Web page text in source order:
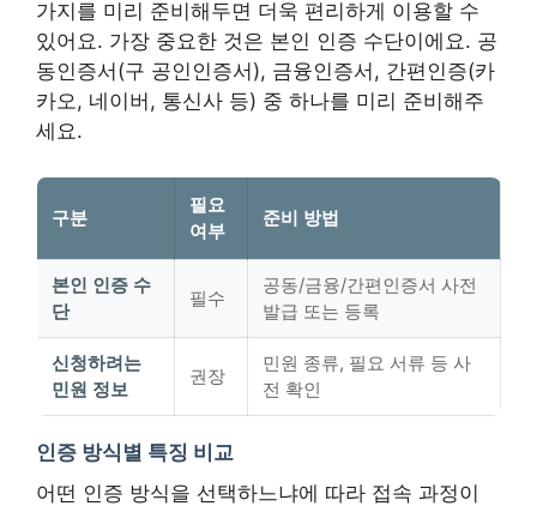
가지를 미리 준비해두면 더욱 편리하게 이용할 수
있어요. 가장 중요한 것은 본인 인증 수단이에요. 공
동인증서(구 공인인증서), 금융인증서, 간편인증(카
카오, 네이버, 통신사 등) 중 하나를 미리 준비해주
세요.
구분
필요
여부
준비 방법
본인 인증 수
단
필수
공동/금융/간편인증서 사전
발급 또는 등록
신청하려는
민원 정보
권장
민원 종류, 필요 서류 등 사
전 확인
인증 방식별 특징 비교
어떤 인증 방식을 선택하느냐에 따라 접속 과정이